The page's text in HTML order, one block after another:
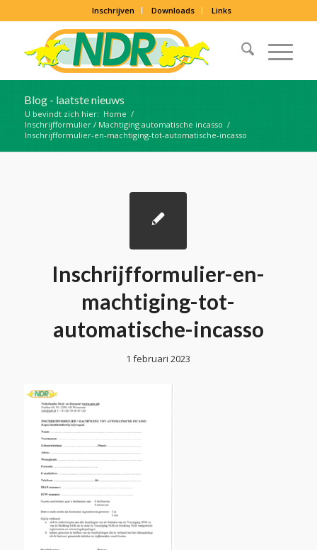
Inschrijven Downloads Links
Blog - laatste nieuws
U bevindt zich hier: Home /
Inschrijfformulier / Machtiging automatische incasso /
Inschrijfformulier-en-machtiging-tot-automatische-incasso
Inschrijfformulier-en-
machtiging-tot-
automatische-incasso
1 februari 2023